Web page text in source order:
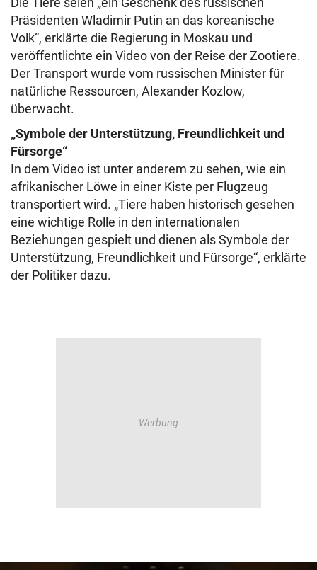
Präsidenten Wladimir Putin an das koreanische
Volk“, erklärte die Regierung in Moskau und
veröffentlichte ein Video von der Reise der Zootiere.
Der Transport wurde vom russischen Minister für
natürliche Ressourcen, Alexander Kozlow,
überwacht.
„Symbole der Unterstützung, Freundlichkeit und
Fürsorge“
In dem Video ist unter anderem zu sehen, wie ein
afrikanischer Löwe in einer Kiste per Flugzeug
transportiert wird. „Tiere haben historisch gesehen
eine wichtige Rolle in den internationalen
Beziehungen gespielt und dienen als Symbole der
Unterstützung, Freundlichkeit und Fürsorge“, erklärte
der Politiker dazu.